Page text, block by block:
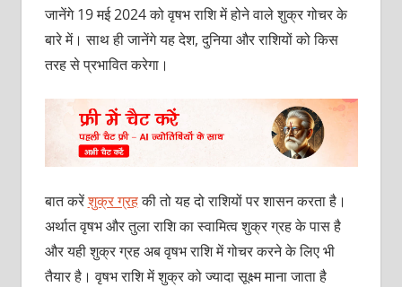
जानेंगे 19 मई 2024 को वृषभ राशि में होने वाले शुक्र गोचर के
बारे में। साथ ही जानेंगे यह देश, दुनिया और राशियों को किस
तरह से प्रभावित करेगा।
बात करेंशुक्र ग्रहकी तो यह दो राशियों पर शासन करता है।
अर्थात वृषभ और तुला राशि का स्वामित्व शुक्र ग्रह के पास है
और यही शुक्र ग्रह अब वृषभ राशि में गोचर करने के लिए भी
तैयार है। वृषभ राशि में शुक्र को ज्यादा सूक्ष्म माना जाता है